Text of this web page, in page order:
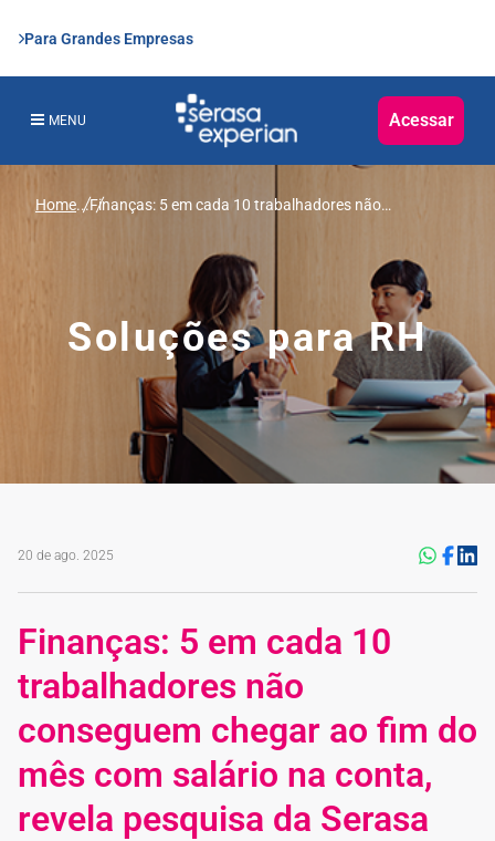
Para Grandes Empresas
MENU Acessar
Home...Finanças: 5 em cada 10 trabalhadores não
conta, revela pesquisa da Serasa Experian
Soluções para RH
20 de ago. 2025
Finanças: 5 em cada 10
trabalhadores não
conseguem chegar ao fim do
mês com salário na conta,
revela pesquisa da Serasa